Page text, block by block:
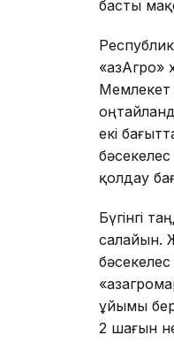
басты
Мемлекет
екі
қолдау
Бүгінгі
ұйымы
2 шағын